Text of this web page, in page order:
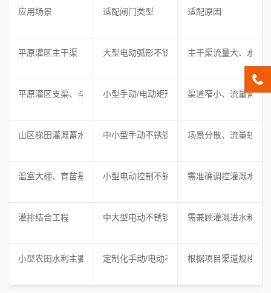
应用场景 适配闸门类型 适配原因
平原灌区主干渠 大型电动弧形不锈钢闸门主干渠流量大、水流
平原灌区支渠、斗渠、农渠小型手动/电动矩形不锈钢闸门渠道窄小、流量需求
山区梯田灌溉蓄水池出水口、引水渠
中小型手动不锈钢闸门场景分散、流量较小
温室大棚、育苗基地等设施农业小型电动控制不锈钢闸门需准确调控灌溉水量
灌排结合工程 中大型电动不锈钢闸门 需兼顾灌溉进水和排
小型农田水利主要县项目、高标准农田建设
定制化手动/电动不锈钢闸门根据项目渠道规格、